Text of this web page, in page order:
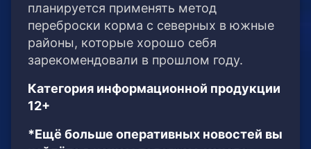
планируется применять метод
переброски корма с северных в южные
районы, которые хорошо себя
зарекомендовали в прошлом году.
Категория информационной продукции
12+
*Ещё больше оперативных новостей вы